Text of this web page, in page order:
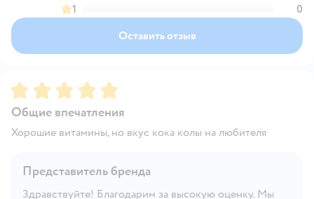
1
0
Оставить отзыв
Рейтинг:5
Общие впечатления
Хорошие витамины, но вкус кока колы на любителя
Представитель бренда
Здравствуйте! Благодарим за высокую оценку. Мы